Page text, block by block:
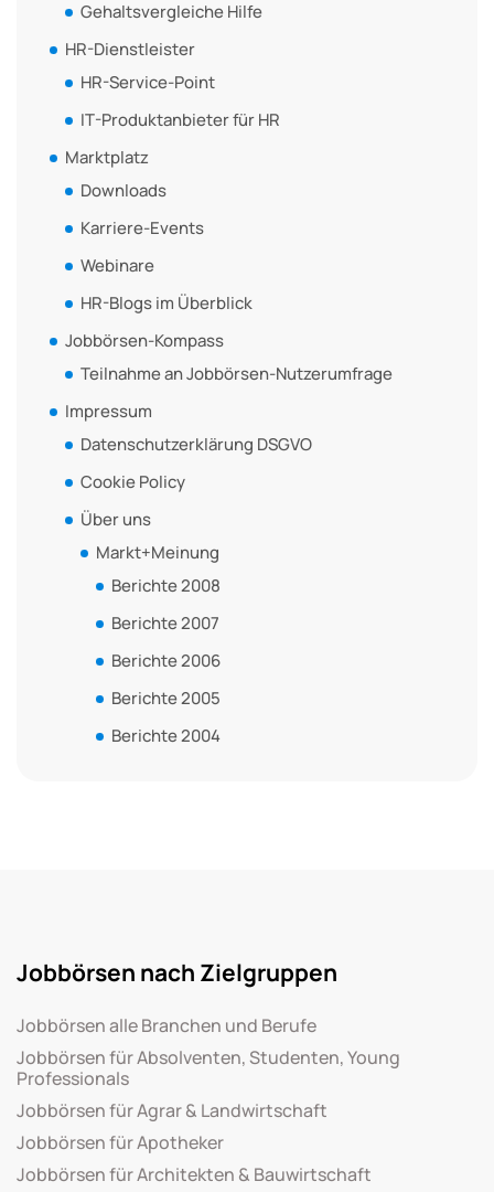
Gehaltsvergleiche Hilfe
HR-Dienstleister
HR-Service-Point
IT-Produktanbieter für HR
Marktplatz
Downloads
Karriere-Events
Webinare
HR-Blogs im Überblick
Jobbörsen-Kompass
Teilnahme an Jobbörsen-Nutzerumfrage
Impressum
Datenschutzerklärung DSGVO
Cookie Policy
Über uns
Markt+Meinung
Berichte 2008
Berichte 2007
Berichte 2006
Berichte 2005
Berichte 2004
Jobbörsen nach Zielgruppen
Jobbörsen alle Branchen und Berufe
Jobbörsen für Absolventen, Studenten, Young
Professionals
Jobbörsen für Agrar & Landwirtschaft
Jobbörsen für Apotheker
Jobbörsen für Architekten & Bauwirtschaft